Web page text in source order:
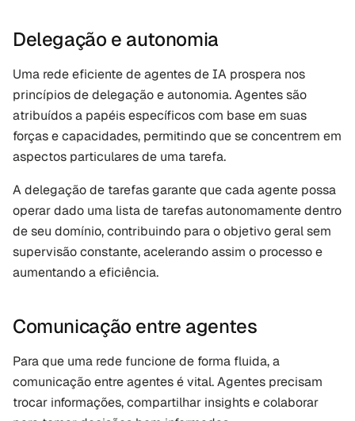
Delegação e autonomia
Uma rede eficiente de agentes de IA prospera nos
princípios de delegação e autonomia. Agentes são
atribuídos a papéis específicos com base em suas
forças e capacidades, permitindo que se concentrem em
aspectos particulares de uma tarefa.
A delegação de tarefas garante que cada agente possa
operar dado uma lista de tarefas autonomamente dentro
de seu domínio, contribuindo para o objetivo geral sem
supervisão constante, acelerando assim o processo e
aumentando a eficiência.
Comunicação entre agentes
Para que uma rede funcione de forma fluida, a
comunicação entre agentes é vital. Agentes precisam
trocar informações, compartilhar insights e colaborar